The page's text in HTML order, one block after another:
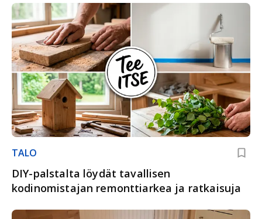
TALO
DIY-palstalta löydät tavallisen
kodinomistajan remonttiarkea ja ratkaisuja